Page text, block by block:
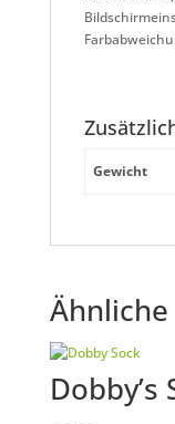
Gewicht
Dobby’s